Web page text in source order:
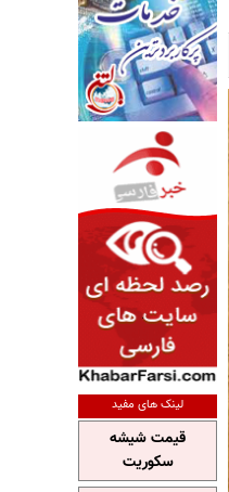
لینک های مفید
قیمت شیشه
سکوریت